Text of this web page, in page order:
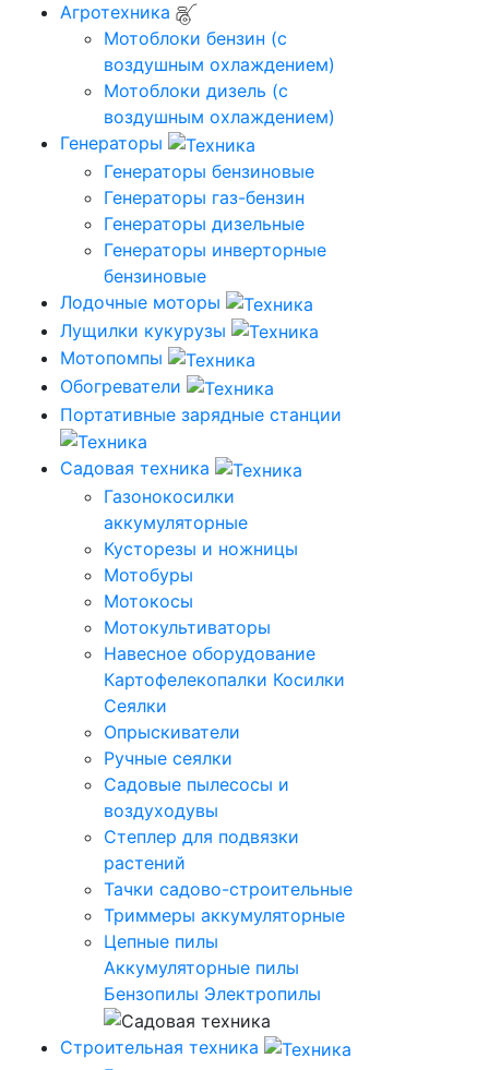
Агротехника
Мотоблоки бензин (с
воздушным охлаждением)
Мотоблоки дизель (с
воздушным охлаждением)
Генераторы
Генераторы бензиновые
Генераторы газ-бензин
Генераторы дизельные
Генераторы инверторные
бензиновые
Лодочные моторы
Лущилки кукурузы
Мотопомпы
Обогреватели
Портативные зарядные станции
Садовая техника
Газонокосилки
аккумуляторные
Кусторезы и ножницы
Мотобуры
Мотокосы
Мотокультиваторы
Навесное оборудование
Картофелекопалки Косилки
Сеялки
Опрыскиватели
Ручные сеялки
Садовые пылесосы и
воздуходувы
Степлер для подвязки
растений
Тачки садово-строительные
Триммеры аккумуляторные
Цепные пилы
Аккумуляторные пилы
Бензопилы Электропилы
Строительная техника